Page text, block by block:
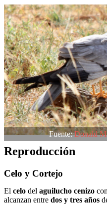
Fuente:Donald
Reproducción
Celo y Cortejo
El celo del aguilucho cenizo
alcanzan entre dos y tres años